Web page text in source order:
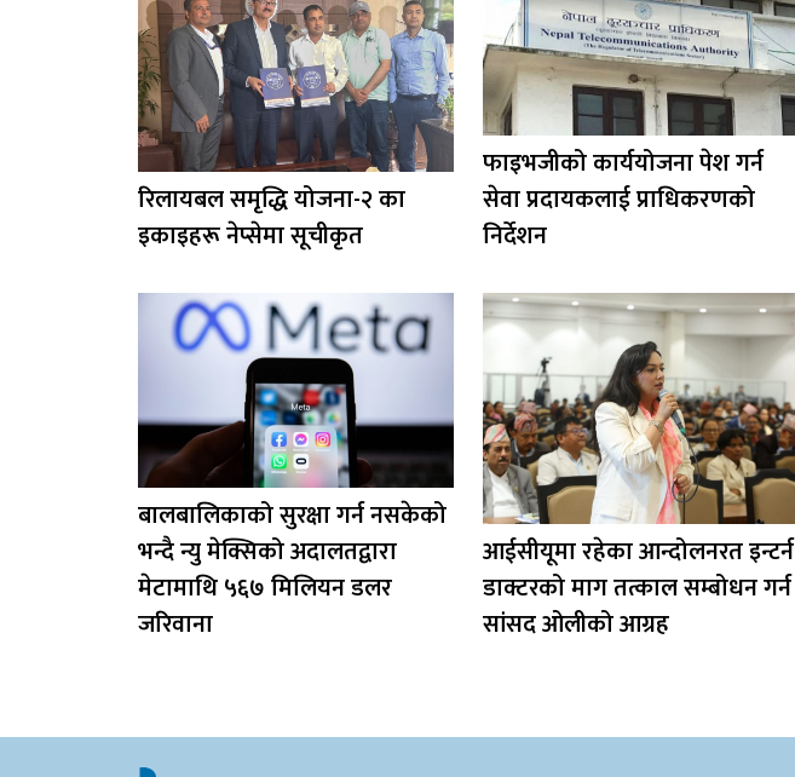
रिलायबल समृद्धि योजना-२ का
इकाइहरू नेप्सेमा सूचीकृत
फाइभजीको कार्ययोजना पेश गर्न
सेवा प्रदायकलाई प्राधिकरणको
निर्देशन
बालबालिकाको सुरक्षा गर्न नसकेको
भन्दै न्यु मेक्सिको अदालतद्वारा
मेटामाथि ५६७ मिलियन डलर
जरिवाना
आईसीयूमा रहेका आन्दोलनरत इन्टर्न
डाक्टरको माग तत्काल सम्बोधन गर्न
सांसद ओलीको आग्रह